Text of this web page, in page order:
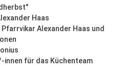
Haas
Pfarrvikar Alexander Haas und
innen für das Küchenteam